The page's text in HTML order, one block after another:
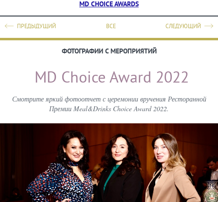
MD CHOICE AWARDS
ВСЕ
ПРЕДЫДУЩИЙ СЛЕДУЮЩИЙ
ФОТОГРАФИИ С МЕРОПРИЯТИЙ
MD Choice Award 2022
Смотрите яркий фотоотчет с церемонии вручения Ресторанной
Премии Meal&Drinks Choice Award 2022.